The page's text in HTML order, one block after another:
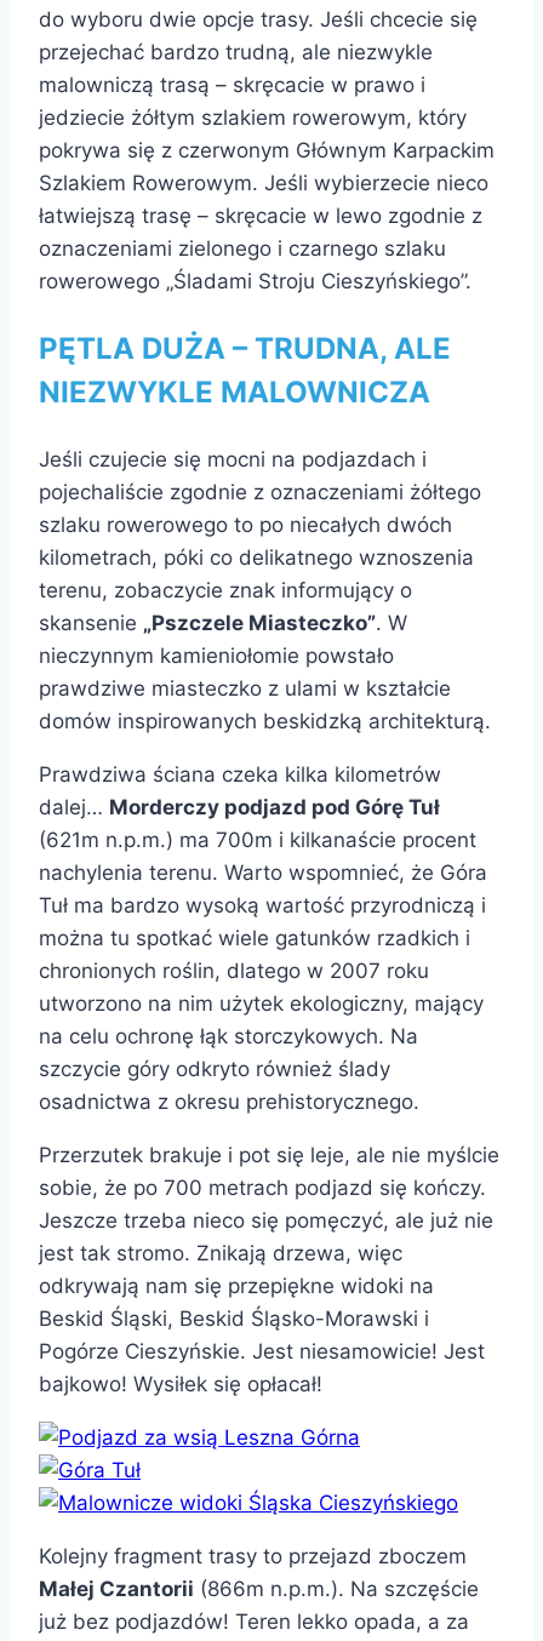
do wyboru dwie opcje trasy. Jeśli chcecie się
przejechać bardzo trudną, ale niezwykle
malowniczą trasą – skręcacie w prawo i
jedziecie żółtym szlakiem rowerowym, który
pokrywa się z czerwonym Głównym Karpackim
Szlakiem Rowerowym. Jeśli wybierzecie nieco
łatwiejszą trasę – skręcacie w lewo zgodnie z
oznaczeniami zielonego i czarnego szlaku
rowerowego „Śladami Stroju Cieszyńskiego”.
PĘTLA DUŻA – TRUDNA, ALE
NIEZWYKLE MALOWNICZA
Jeśli czujecie się mocni na podjazdach i
pojechaliście zgodnie z oznaczeniami żółtego
szlaku rowerowego to po niecałych dwóch
kilometrach, póki co delikatnego wznoszenia
terenu, zobaczycie znak informujący o
skansenie „Pszczele Miasteczko”. W
nieczynnym kamieniołomie powstało
prawdziwe miasteczko z ulami w kształcie
domów inspirowanych beskidzką architekturą.
Prawdziwa ściana czeka kilka kilometrów
dalej… Morderczy podjazd pod Górę Tuł
(621m n.p.m.) ma 700m i kilkanaście procent
nachylenia terenu. Warto wspomnieć, że Góra
Tuł ma bardzo wysoką wartość przyrodniczą i
można tu spotkać wiele gatunków rzadkich i
chronionych roślin, dlatego w 2007 roku
utworzono na nim użytek ekologiczny, mający
na celu ochronę łąk storczykowych. Na
szczycie góry odkryto również ślady
osadnictwa z okresu prehistorycznego.
Przerzutek brakuje i pot się leje, ale nie myślcie
sobie, że po 700 metrach podjazd się kończy.
Jeszcze trzeba nieco się pomęczyć, ale już nie
jest tak stromo. Znikają drzewa, więc
odkrywają nam się przepiękne widoki na
Beskid Śląski, Beskid Śląsko-Morawski i
Pogórze Cieszyńskie. Jest niesamowicie! Jest
bajkowo! Wysiłek się opłacał!
Kolejny fragment trasy to przejazd zboczem
Małej Czantorii (866m n.p.m.). Na szczęście
już bez podjazdów! Teren lekko opada, a za